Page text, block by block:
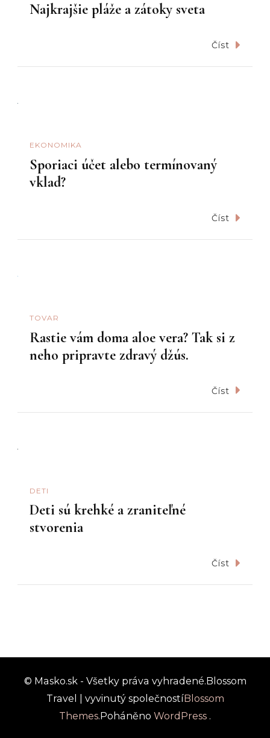
Najkrajšie pláže a zátoky sveta
Číst
EKONOMIKA
Sporiaci účet alebo termínovaný
vklad?
Číst
TOVAR
Rastie vám doma aloe vera? Tak si z
neho pripravte zdravý džús.
Číst
DETI
Deti sú krehké a zraniteľné
stvorenia
Číst
© Masko.sk - Všetky práva vyhradené. Blossom
Travel | vyvinutý společností Blossom
Themes.Poháněno WordPress .